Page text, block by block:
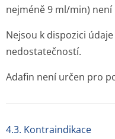
nejméně 9 ml/min)
Nejsou k dispozici
nedostatečností.
Adafin není určen pro
4.3. Kontraindikace